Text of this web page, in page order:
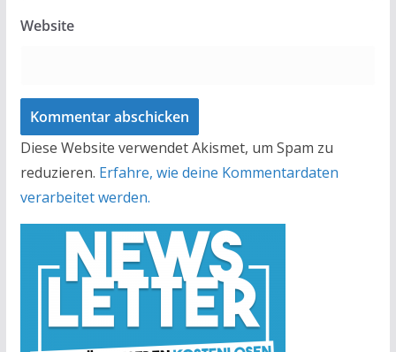
Website
Diese Website verwendet Akismet, um Spam zu
reduzieren. Erfahre, wie deine Kommentardaten
verarbeitet werden.